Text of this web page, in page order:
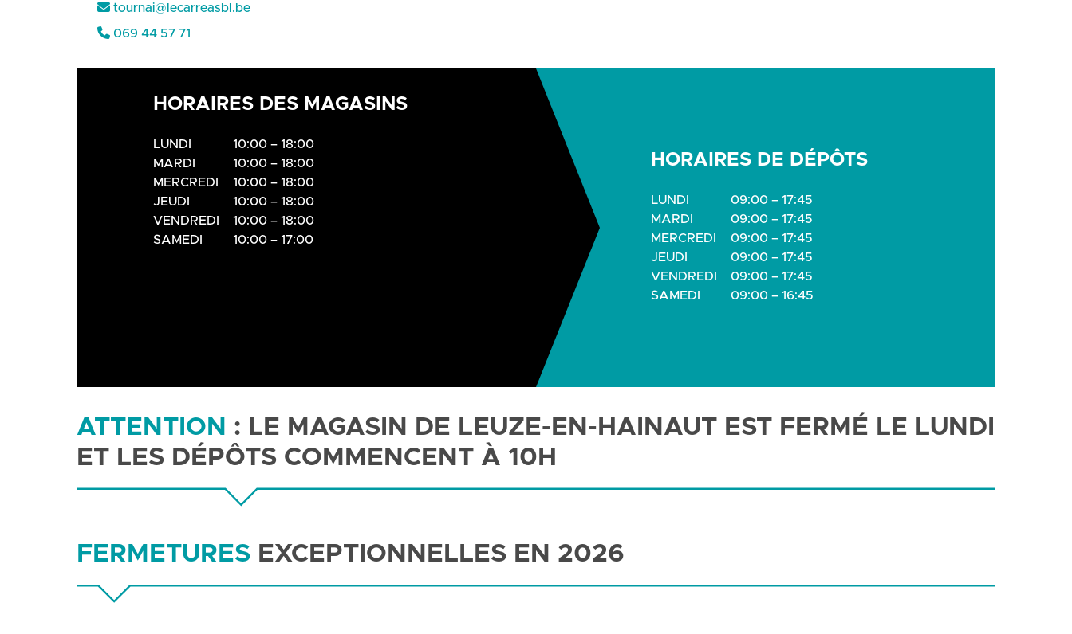
tournai@lecarreasbl.be
069 44 57 71
HORAIRES DES MAGASINS
LUNDI
10:00 – 18:00
MARDI
10:00 – 18:00
MERCREDI
10:00 – 18:00
JEUDI
10:00 – 18:00
VENDREDI
10:00 – 18:00
SAMEDI
10:00 – 17:00
HORAIRES DE DÉPÔTS
LUNDI
09:00 – 17:45
MARDI
09:00 – 17:45
MERCREDI
09:00 – 17:45
JEUDI
09:00 – 17:45
VENDREDI
09:00 – 17:45
SAMEDI
09:00 – 16:45
ATTENTION : LE MAGASIN DE LEUZE-EN-HAINAUT EST FERMÉ LE LUNDI
ET LES DÉPÔTS COMMENCENT À 10H
FERMETURES EXCEPTIONNELLES EN 2026